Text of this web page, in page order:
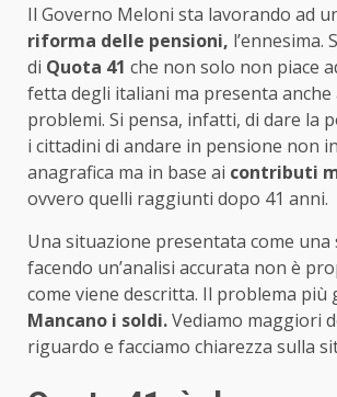
Il Governo Meloni sta lavorando ad
riforma delle pensioni, l’ennesima.
di Quota 41 che non solo non piace
fetta degli italiani ma presenta anche
problemi. Si pensa, infatti, di dare la
i cittadini di andare in pensione non
anagrafica ma in base ai contributi
ovvero quelli raggiunti dopo 41 anni.
Una situazione presentata come una
facendo un’analisi accurata non è
come viene descritta. Il problema più
Mancano i soldi.Vediamo maggiori
riguardo e facciamo chiarezza sulla